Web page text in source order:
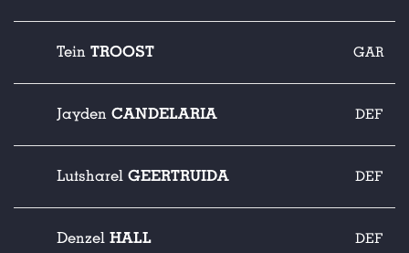
Tein TROOST GAR
Jayden CANDELARIA DEF
Lutsharel GEERTRUIDA DEF
Denzel HALL DEF